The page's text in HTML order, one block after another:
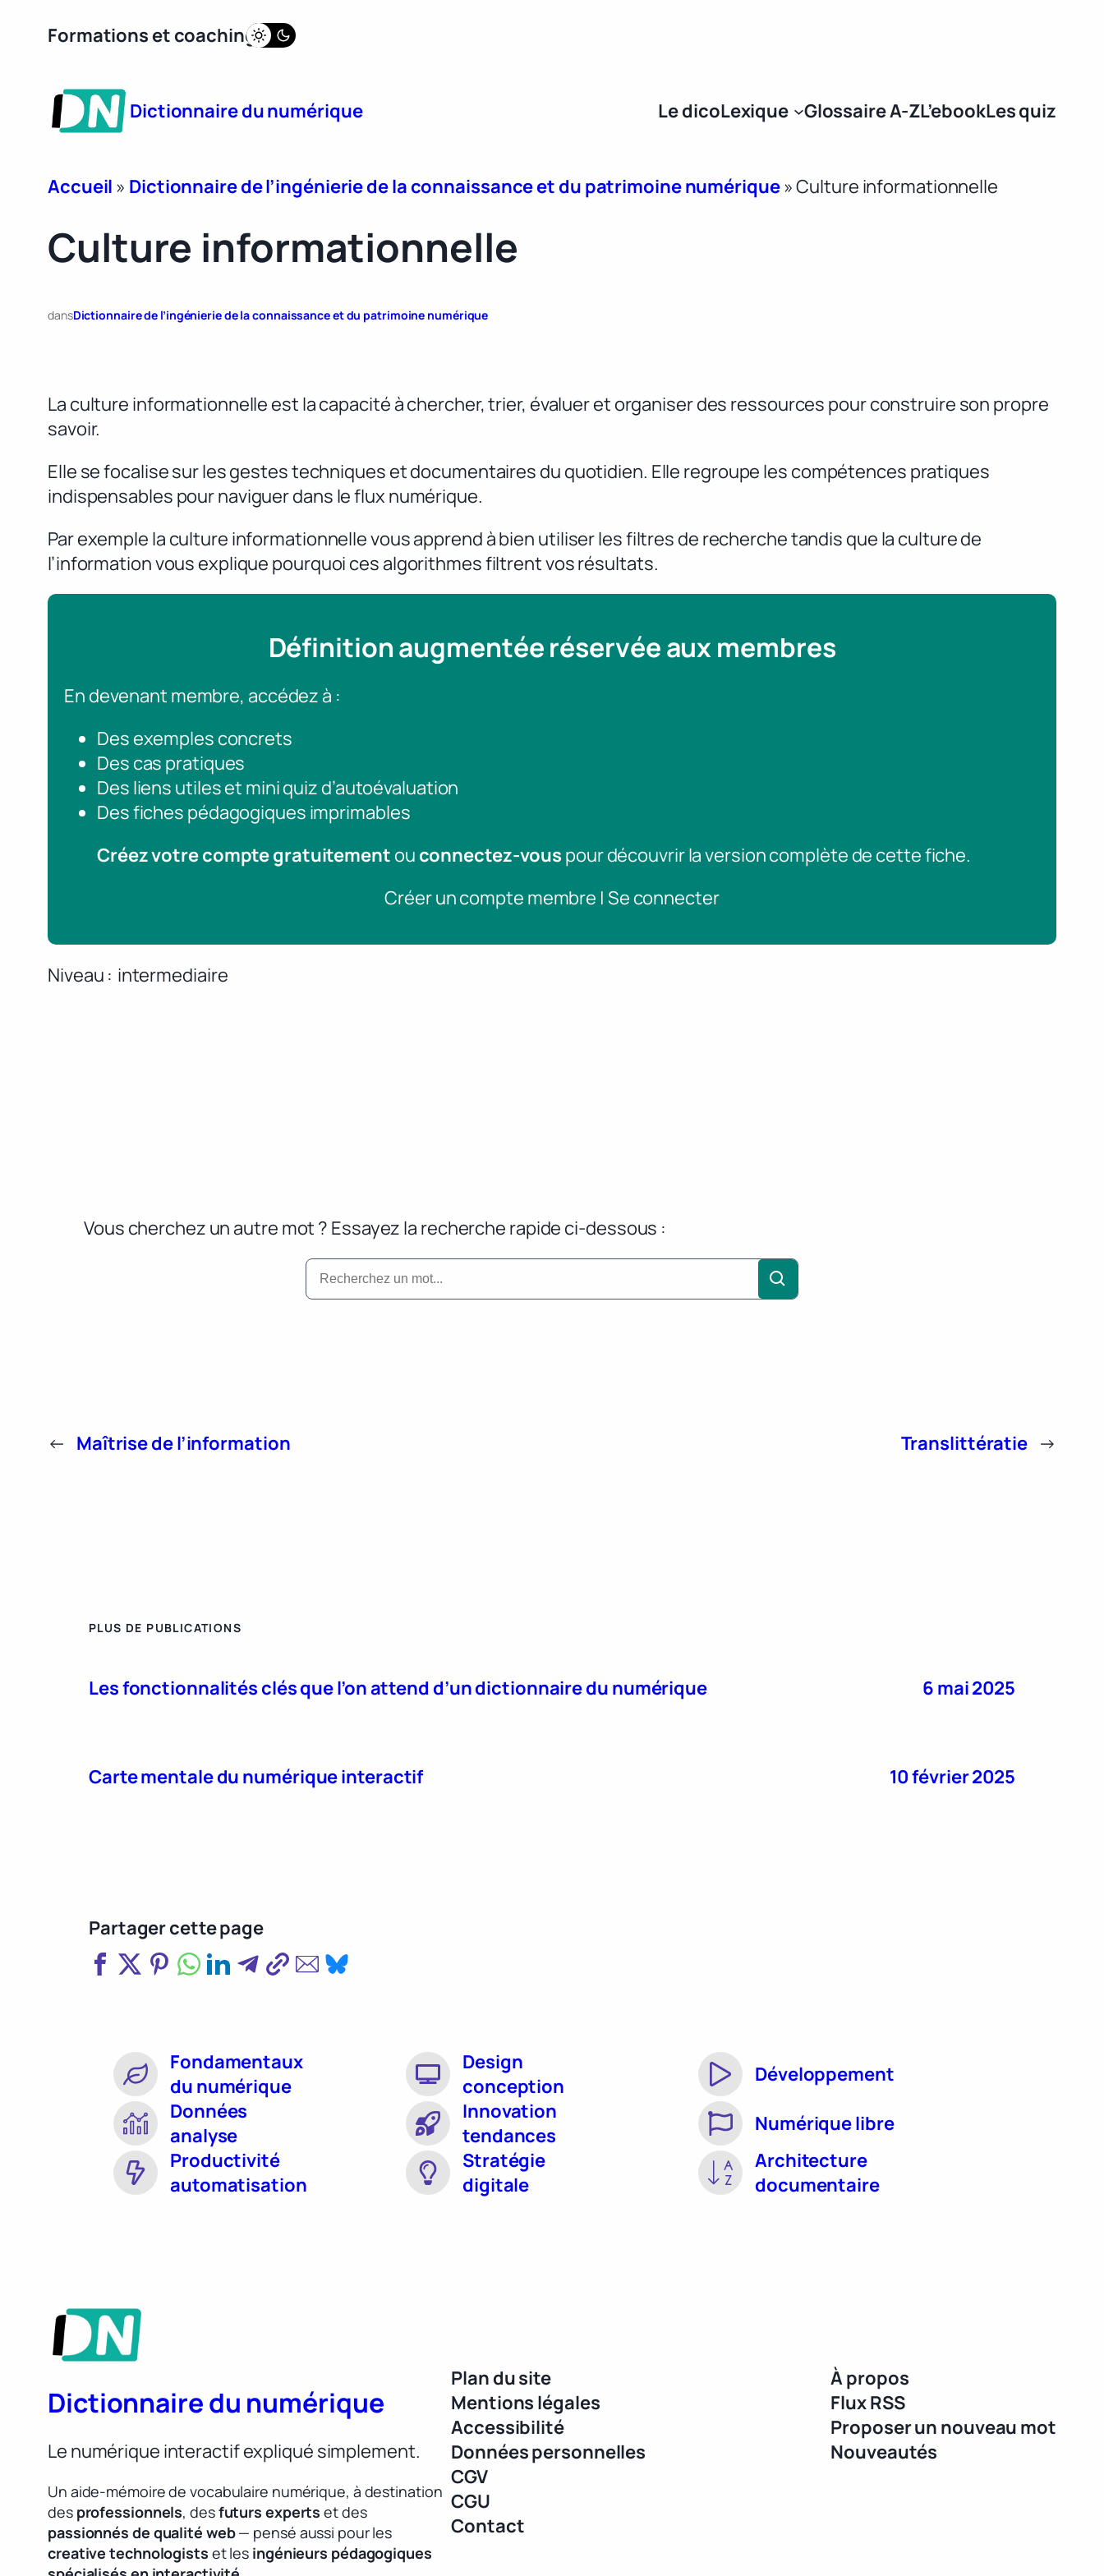
Formations et coaching
Dictionnaire du numérique Le dicoLexique Glossaire A-ZL’ebookLes quiz
Accueil » Dictionnaire de l’ingénierie de la connaissance et du patrimoine numérique»Culture informationnelle
Culture informationnelle
dansDictionnaire de l’ingénierie de la connaissance et du patrimoine numérique
La culture informationnelle est la capacité à chercher, trier, évaluer et organiser des ressources pour construire son propre
savoir.
Elle se focalise sur les gestes techniques et documentaires du quotidien. Elle regroupe les compétences pratiques
indispensables pour naviguer dans le flux numérique.
Par exemple la culture informationnelle vous apprend à bien utiliser les filtres de recherche tandis que la culture de
l’information vous explique pourquoi ces algorithmes filtrent vos résultats.
Définition augmentée réservée aux membres
En devenant membre, accédez à :
Des exemples concrets
Des cas pratiques
Des liens utiles et mini quiz d’autoévaluation
Des fiches pédagogiques imprimables
Créez votre compte gratuitement ou connectez-vous pour découvrir la version complète de cette fiche.
Créer un compte membre | Se connecter
Niveau intermediaire
Vous cherchez un autre mot ? Essayez la recherche rapide ci-dessous :
← Maîtrise de l’information Translittératie →
PLUS DE PUBLICATIONS
Les fonctionnalités clés que l’on attend d’un dictionnaire du numérique 6 mai 2025
Carte mentale du numérique interactif 10 février 2025
Partager cette page
Fondamentaux
du numérique
Design
conception
Développement
Données
analyse
Innovation
tendances
Numérique libre
Productivité
automatisation
Stratégie
digitale
Architecture
documentaire
Dictionnaire du numérique
Le numérique interactif expliqué simplement.
Un aide-mémoire de vocabulaire numérique, à destination
des professionnels, desfuturs experts et des
passionnés de qualité web— pensé aussi pour les
creative technologists et les ingénieurs pédagogiques
Plan du site
Mentions légales
Accessibilité
Données personnelles
CGV
CGU
Contact
À propos
Flux RSS
Proposer un nouveau mot
Nouveautés